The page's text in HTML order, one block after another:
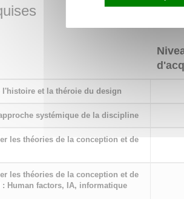
l'histoire et la théroie du design
systémique de la discipline
les théories de la conception et de
les théories de la conception et de
: Human factors, IA, informatique